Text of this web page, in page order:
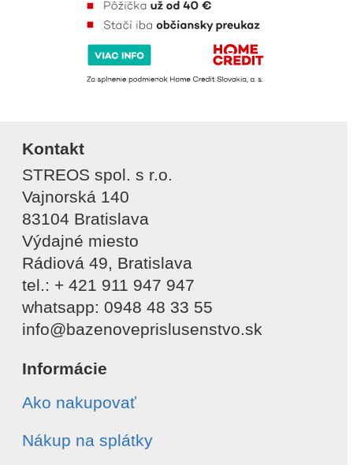
Kontakt
STREOS spol. s r.o.
Vajnorská 140
83104 Bratislava
Výdajné miesto
Rádiová 49, Bratislava
tel.: + 421 911 947 947
whatsapp: 0948 48 33 55
info@bazenoveprislusenstvo.sk
Informácie
Ako nakupovať
Nákup na splátky